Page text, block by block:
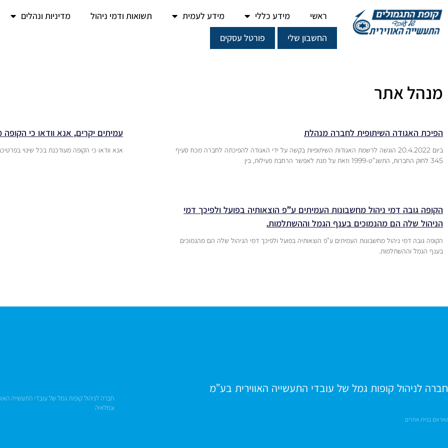
ראשי מידע כללי מידע לעמית תשואות ודמי ניהול מדיניות ונהלים
החשבון שלי
פורטל עסקים
מנהל אתר
הפיכת האגודה השיתופית לחברה מנהלת
ביום 20.4.2022 הוגשה לרשמת האגודות השיתופיות בקשה על ידי האגודה להפיכתה לחברה מכח סעיף
345 לחוק החברות, התשנ”ט-1999 וזאת על מנת לאפשר הרחבת פעילות, בין
עמיתים יקרים, אנא וודאו כי
אנא וודאו כי הקופה מעודכנת בכל שינוי
הקופה גובה דמי ניהול מחשבונות העמיתים ע”פ הוצאותיה בפועל ולפיכך דמי
הניהול שלה הם מהנמוכים בענף הגמל וההשתלמות.
הקופה גובה דמי ניהול מחשבונות העמיתים ע”פ הוצאותיה בפועל ולפיכך דמי הניהול שלה הם מהנמוכים
בענף הגמל וההשתלמות.
חברה לניהול קופות גמל של עובדי התעשייה האווירית בע”מ
טאדאם בניית אתרים
חברה לניהול קופות גמל של עובדי התעשייה
וגמלאיה